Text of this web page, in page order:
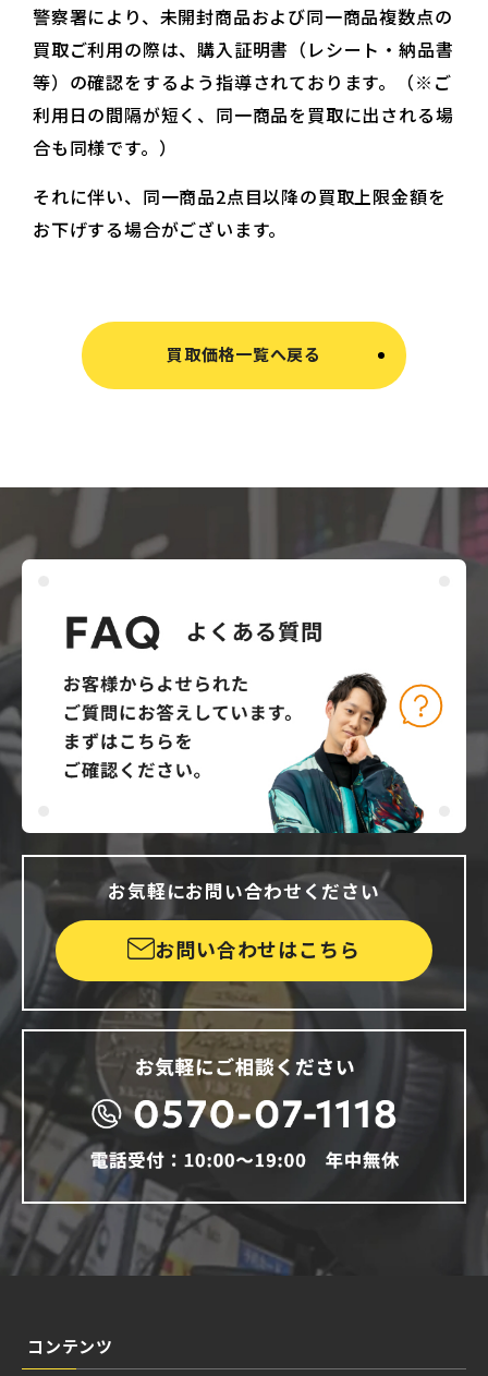
警察署により、未開封商品および同一商品複数点の
買取ご利用の際は、購入証明書（レシート・納品書
等）の確認をするよう指導されております。（※ご
利用日の間隔が短く、同一商品を買取に出される場
合も同様です。）
それに伴い、同一商品2点目以降の買取上限金額を
お下げする場合がございます。
買取価格一覧へ戻る
お気軽にお問い合わせください
お問い合わせはこちら
コンテンツ